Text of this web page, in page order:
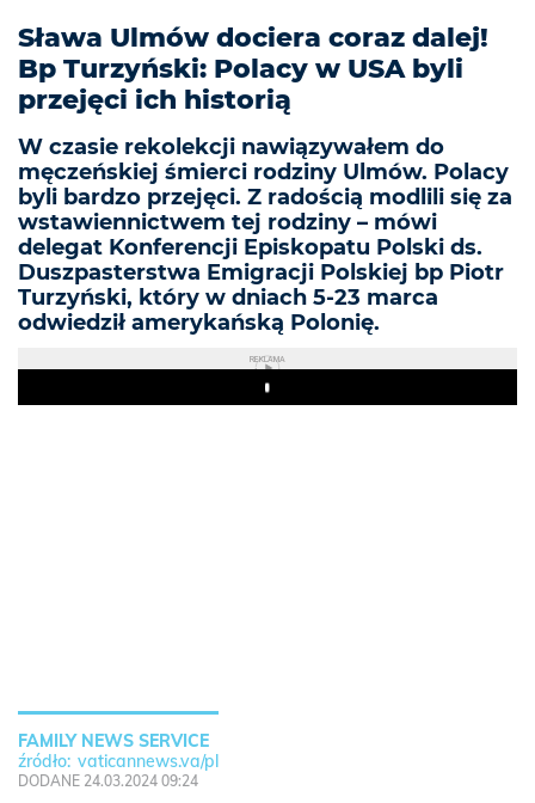
Sława Ulmów dociera coraz dalej!
Bp Turzyński: Polacy w USA byli
przejęci ich historią
W czasie rekolekcji nawiązywałem do
męczeńskiej śmierci rodziny Ulmów. Polacy
byli bardzo przejęci. Z radością modlili się za
wstawiennictwem tej rodziny – mówi
delegat Konferencji Episkopatu Polski ds.
Duszpasterstwa Emigracji Polskiej bp Piotr
Turzyński, który w dniach 5-23 marca
odwiedził amerykańską Polonię.
REKLAMA
Play
FAMILY NEWS SERVICE
vaticannews.va/pl
DODANE 24.03.2024 09:24